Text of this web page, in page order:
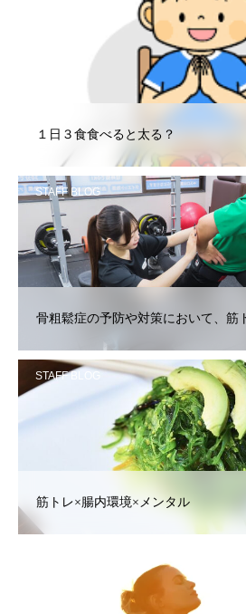
１日３食食べると太る？
STAFF BLOG
骨粗鬆症の予防や対策において、筋
STAFF BLOG
筋トレ×腸内環境×メンタル